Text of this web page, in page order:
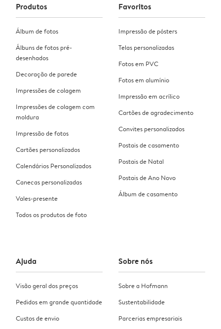
Produtos
Álbum de fotos
Álbuns de fotos pré-
desenhados
Decoração de parede
Impressões de colagem
Impressões de colagem com
moldura
Impressão de fotos
Cartões personalizados
Calendários Personalizados
Canecas personalizadas
Vales-presente
Todos os produtos de foto
Favoritos
Impressão de pósters
Telas personalizadas
Fotos em PVC
Fotos em alumínio
Impressão em acrílico
Cartões de agradecimento
Convites personalizados
Postais de casamento
Postais de Natal
Postais de Ano Novo
Álbum de casamento
Ajuda
Visão geral dos preços
Pedidos em grande quantidade
Custos de envio
Sobre nós
Sobre a Hofmann
Sustentabilidade
Parcerias empresariais